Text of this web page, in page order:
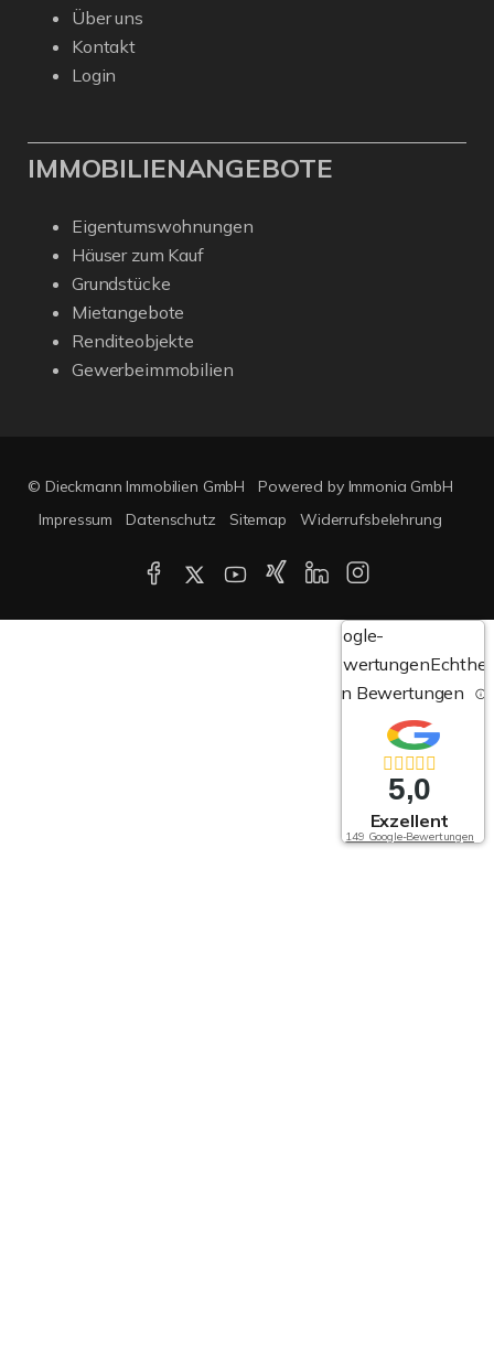
Über uns
Kontakt
Login
IMMOBILIENANGEBOTE
Eigentumswohnungen
Häuser zum Kauf
Grundstücke
Mietangebote
Renditeobjekte
Gewerbeimmobilien
© Dieckmann Immobilien GmbH
Powered by Immonia GmbH
Impressum
Datenschutz Sitemap Widerrufsbelehrung
Google-
Bewertungen
von Bewertungen
5,0
Exzellent
149 Google-Bewertungen